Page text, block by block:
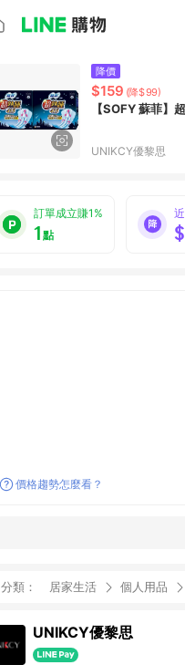
降價
$159 (降$99)
【SOFY 蘇菲
UNIKCY優黎思
訂單成立賺1%
1點
價格趨勢怎麼看？
分類： 居家生活 個人用品
UNIKCY優黎思